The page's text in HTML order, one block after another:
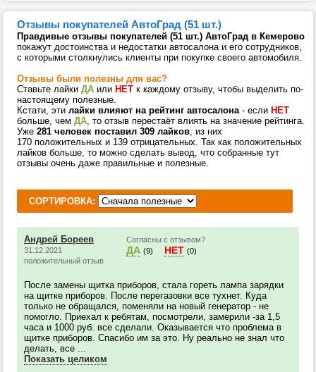
Отзывы покупателей АвтоГрад (51 шт.)
Правдивые отзывы покупателей (51 шт.) АвтоГрад в Кемерово
покажут достоинства и недостатки автосалона и его сотрудников,
с которыми столкнулись клиенты при покупке своего автомобиля.
Отзывы были полезны для вас?
Ставьте лайки ДА или НЕТ к каждому отзыву, чтобы выделить по-
настоящему полезные.
Кстати, эти лайки влияют на рейтинг автосалона- если НЕТ
больше, чем ДА, то отзыв перестаёт влиять на значение рейтинга.
Уже 281 человек поставил 309 лайков, из них
170 положительных и 139 отрицательных. Так как положительных
лайков больше, то можно сделать вывод, что собранные тут
отзывы очень даже правильные и полезные.
СОРТИРОВКА:
Андрей Бореев
31.12.2021
положительный отзыв
Согласны с отзывом?
ДА (9) НЕТ (0)
После замены щитка приборов, стала гореть лампа зарядки
на щитке приборов. После перегазовки все тухнет. Куда
только не обращался, поменяли на новый генератор - не
помогло. Приехал к ребятам, посмотрели, замерили -за 1,5
часа и 1000 руб. все сделали. Оказывается что проблема в
щитке приборов. Спасибо им за это. Ну реально не знал что
делать, все ...
Показать целиком